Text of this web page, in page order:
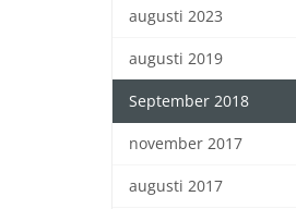
augusti 2023
augusti 2019
September 2018
november 2017
augusti 2017